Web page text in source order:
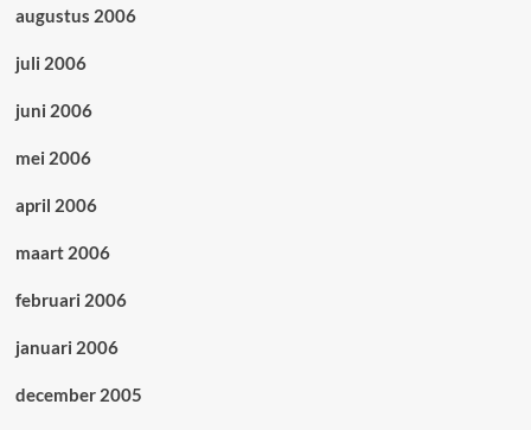
augustus 2006
juli 2006
juni 2006
mei 2006
april 2006
maart 2006
februari 2006
januari 2006
december 2005